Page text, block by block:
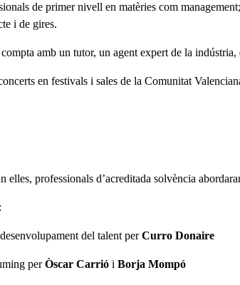
de primer nivell en matèries com
i de gires.
compta amb un tutor, un agent expert de la
en festivals i sales de la Comunitat
elles, professionals d’acreditada solvència
del talent perCurro Donaire
perÒscar Carrió i Borja Mompó